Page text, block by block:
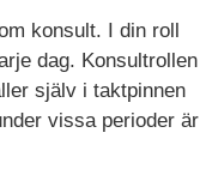
konsult. I din roll
dag. Konsultrollen
själv i taktpinnen
vissa perioder är